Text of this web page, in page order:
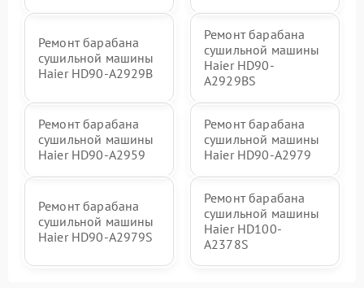
Ремонт барабана
сушильной машины
Haier HD90-A2929B
Ремонт барабана
сушильной машины
Haier HD90-
A2929BS
Ремонт барабана
сушильной машины
Haier HD90-A2959
Ремонт барабана
сушильной машины
Haier HD90-A2979
Ремонт барабана
сушильной машины
Haier HD90-A2979S
Ремонт барабана
сушильной машины
Haier HD100-
A2378S